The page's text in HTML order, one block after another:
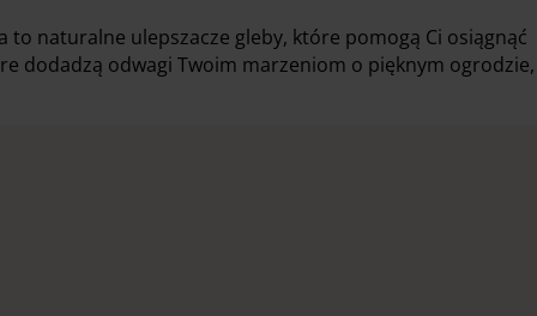
naturalne ulepszacze gleby, które pomogą Ci osiągnąć
dodadzą odwagi Twoim marzeniom o pięknym ogrodzie,